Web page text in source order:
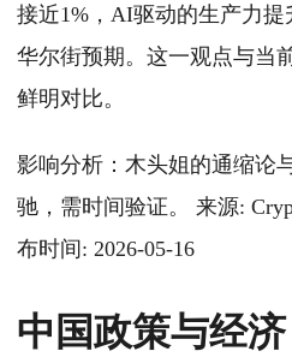
接近1%，AI驱动的生产力
华尔街预期。这一观点与当
鲜明对比。
影响分析：木头姐的通缩论
驰，需时间验证。 来源:
布时间: 2026-05-16
中国政策与经济